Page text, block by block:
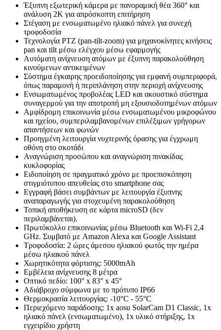
Έξυπνη εξωτερική κάμερα με πανοραμική θέα 360° και
ανάλυση 2K για απρόσκοπτη επιτήρηση
Στέγαση με ενσωματωμένο ηλιακό πάνελ για συνεχή
τροφοδοσία
Τεχνολογία PTZ (pan-tilt-zoom) για μηχανοκίνητες κινήσεις
pan και tilt μέσω ελέγχου μέσω εφαρμογής
Αυτόματη ανίχνευση ατόμων με έξυπνη παρακολούθηση
κινούμενων αντικειμένων
Σύστημα έγκαιρης προειδοποίησης για εμφανή συμπεριφορά,
όπως παραμονή ή περιπλάνηση στην περιοχή ανίχνευσης
Ενσωματωμένος προβολέας LED και ακουστικό σύστημα
συναγερμού για την αποτροπή μη εξουσιοδοτημένων ατόμων
Αμφίδρομη επικοινωνία μέσω ενσωματωμένου μικροφώνου
και ηχείου, συμπεριλαμβανομένων επιλέξιμων γρήγορων
απαντήσεων και φωνών
Προηγμένη λειτουργία νυχτερινής όρασης για έγχρωμη
οθόνη στο σκοτάδι
Αναγνώριση προσώπου και αναγνώριση πινακίδας
κυκλοφορίας
Ειδοποίηση σε πραγματικό χρόνο με προεπισκόπηση
στιγμιότυπου απευθείας στο smartphone σας
Εγγραφή βάσει συμβάντων με λειτουργία έξυπνης
αναπαραγωγής για στοχευμένη παρακολούθηση
Τοπική αποθήκευση σε κάρτα microSD (δεν
περιλαμβάνεται).
Πρωτόκολλο επικοινωνίας μέσω Bluetooth και Wi-Fi 2,4
GHz. Συμβατό με Amazon Alexa και Google Assistant
Τροφοδοσία: 2 ώρες άμεσου ηλιακού φωτός την ημέρα
μέσω ηλιακού πάνελ
Χωρητικότητα φόρτισης: 5000mAh
Εμβέλεια ανίχνευσης 8 μέτρα
Οπτικό πεδίο: 100° x 83° x 45°
Αδιάβροχο σύμφωνα με το πρότυπο IP66
Θερμοκρασία λειτουργίας: -10°C - 55°C
Περιεχόμενο παράδοσης: 1x aosu SolarCam D1 Classic, 1x
ηλιακό πάνελ (ενσωματωμένο), 1x υλικό στήριξης, 1x
εγχειρίδιο χρήστη